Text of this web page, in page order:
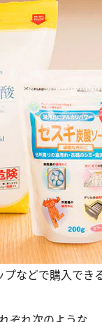
などで購入でき